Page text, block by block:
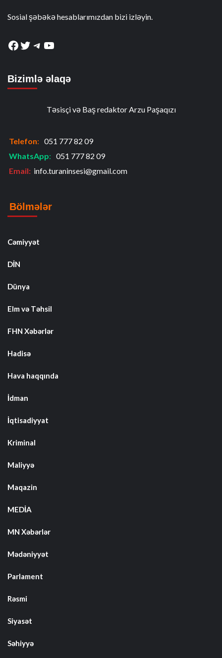
Sosial şəbəkə hesablarımızdan bizi izləyin.
Facebook
Twitter
Telegram
YouTube
Bizimlə əlaqə
Təsisçi və Baş redaktor Arzu Paşaqızı
Telefon: 051 777 82 09
WhatsApp: 051 777 82 09
Email: info.turaninsesi@gmail.com
Bölmələr
Cəmiyyət
DİN
Dünya
Elm və Təhsil
FHN Xəbərlər
Hadisə
Hava haqqında
İdman
İqtisadiyyat
Kriminal
Maliyyə
Maqazin
MEDİA
MN Xəbərlər
Mədəniyyət
Parlament
Rəsmi
Siyasət
Səhiyyə